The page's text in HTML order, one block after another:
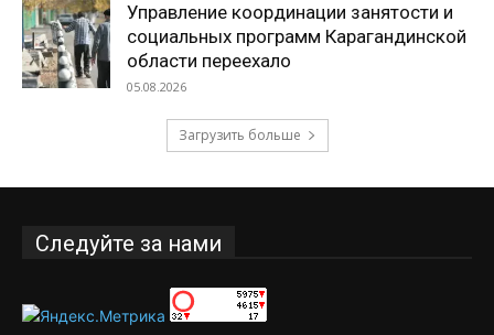
Управление координации занятости и
социальных программ Карагандинской
области переехало
05.08.2026
Загрузить больше
Следуйте за нами